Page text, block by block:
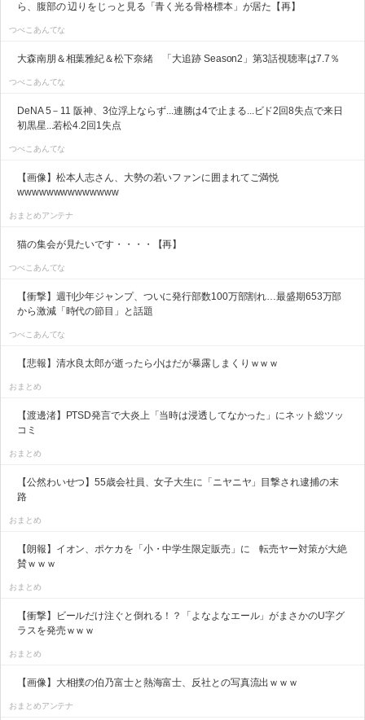
ら、腹部の 辺りをじっと見る「青く光る骨格標本」が居た【再】
つべこあんてな
大森南朋＆相葉雅紀＆松下奈緒 「大追跡 Season2」第3話視聴率は7.7％
つべこあんてな
DeNA 5－11 阪神、3位浮上ならず...連勝は4で止まる...ビド2回8失点で来日
初黒星...若松4.2回1失点
つべこあんてな
【画像】松本人志さん、大勢の若いファンに囲まれてご満悦
wwwwwwwwwwwwww
おまとめアンテナ
猫の集会が見たいです・・・・【再】
つべこあんてな
【衝撃】週刊少年ジャンプ、ついに発行部数100万部割れ…最盛期653万部
から激減「時代の節目」と話題
つべこあんてな
【悲報】清水良太郎が逝ったら小はだが暴露しまくりｗｗｗ
おまとめ
【渡邊渚】PTSD発言で大炎上「当時は浸透してなかった」にネット総ツッ
コミ
おまとめ
【公然わいせつ】55歳会社員、女子大生に「ニヤニヤ」目撃され逮捕の末
路
おまとめ
【朗報】イオン、ポケカを「小・中学生限定販売」に 転売ヤー対策が大絶
賛ｗｗｗ
おまとめ
【衝撃】ビールだけ注ぐと倒れる！？「よなよなエール」がまさかのU字グ
ラスを発売ｗｗｗ
おまとめ
【画像】大相撲の伯乃富士と熱海富士、反社との写真流出ｗｗｗ
おまとめアンテナ